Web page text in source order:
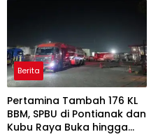
Berita
Pertamina Tambah 176 KL
BBM, SPBU di Pontianak dan
Kubu Raya Buka hingga